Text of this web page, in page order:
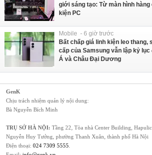
giới sáng tạo: Từ màn hình
kiện PC
Mobile - 6 giờ trước
Bất chấp giá linh kiện leo thang,
cấp của Samsung vẫn lập kỷ
Á và Châu Đại Dương
GenK
Chịu trách nhiệm quản lý nội dung:
Bà Nguyễn Bích Minh
TRỤ SỞ HÀ NỘI: Tầng 22, Tòa nhà Center Building,
Nguyễn Huy Tưởng, phường Thanh Xuân, thành phố Hà Nội
Điện thoại: 024 7309 5555